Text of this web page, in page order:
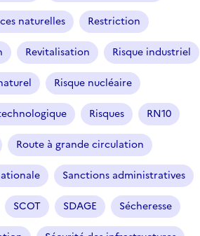
naturelles Restriction
Revitalisation Risque industriel
Risque nucléaire
Risques RN10
Route à grande circulation
Sanctions administratives
SCOT SDAGE Sécheresse